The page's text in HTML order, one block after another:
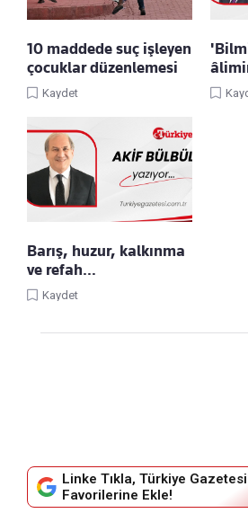
10 maddede suç işleyen
çocuklar düzenlemesi
Kaydet
Barış, huzur, kalkınma
ve refah…
Kaydet
Linke Tıkla, Türkiye
Favorilerine Ekle!